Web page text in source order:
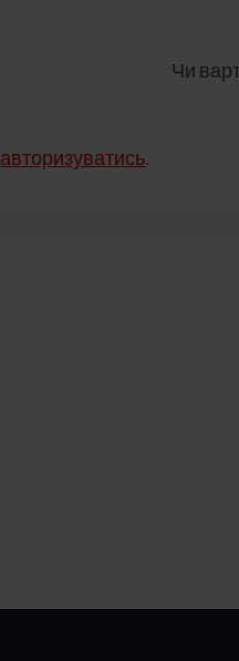
Чи
авторизуватись.